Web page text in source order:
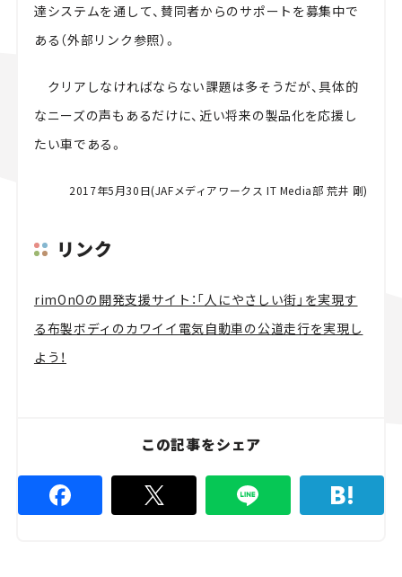
達システムを通して、賛同者からのサポートを募集中で
ある（外部リンク参照）。
クリアしなければならない課題は多そうだが、具体的
なニーズの声もあるだけに、近い将来の製品化を応援し
たい車である。
2017年5月30日(JAFメディアワークス IT Media部 荒井 剛)
リンク
rimOnOの開発支援サイト：「人にやさしい街」を実現す
る布製ボディのカワイイ電気自動車の公道走行を実現し
よう！
この記事をシェア